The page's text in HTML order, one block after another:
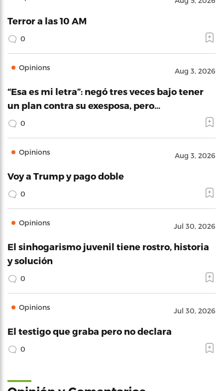
Terror a las 10 AM
0
Opinions Aug 3, 2026
“Esa es mi letra”: negó tres veces bajo tener
un plan contra su exesposa, pero…
0
Opinions Aug 3, 2026
Voy a Trump y pago doble
0
Opinions Jul 30, 2026
El sinhogarismo juvenil tiene rostro, historia
y solución
0
Opinions Jul 30, 2026
El testigo que graba pero no declara
0